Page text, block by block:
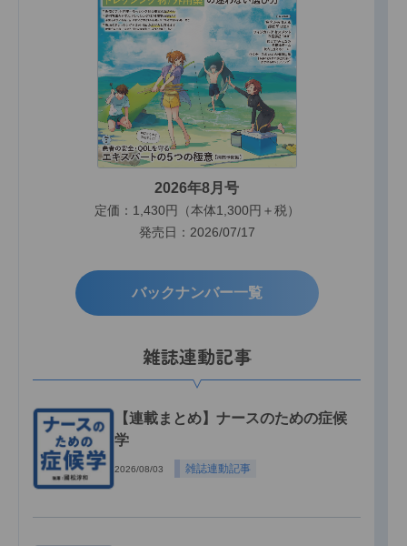
2026年8月号
定価：1,430円（本体1,300円＋税）
発売日：2026/07/17
バックナンバー一覧
雑誌連動記事
【連載まとめ】ナースのための症候
学
2026/08/03 雑誌連動記事